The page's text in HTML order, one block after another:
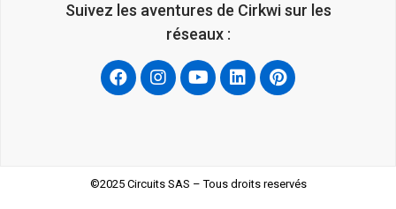
Suivez les aventures de Cirkwi sur les
réseaux :
©2025 Circuits SAS – Tous droits reservés